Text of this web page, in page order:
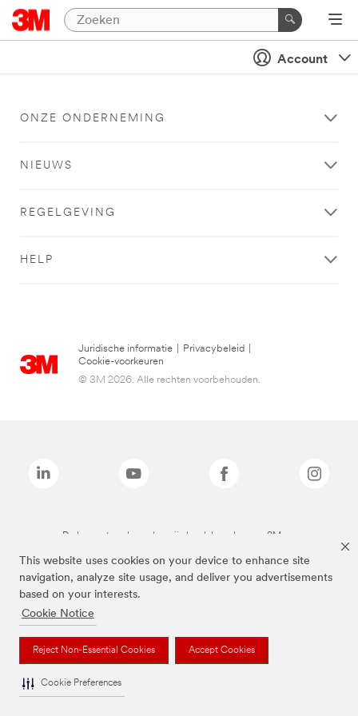
This website uses cookies on your device to enhance site
navigation, analyze site usage, and deliver you advertisements
based on your interests.
Cookie Notice
Reject Non-Essential Cookies Accept Cookies
Cookie Preferences
Account
ONZE ONDERNEMING
NIEUWS
REGELGEVING
HELP
Juridische informatie Privacybeleid
Cookie-voorkeuren
© 3M 2026. Alle rechten voorbehouden.
De bovenstaande merken zijn handelsmerken van 3M.we